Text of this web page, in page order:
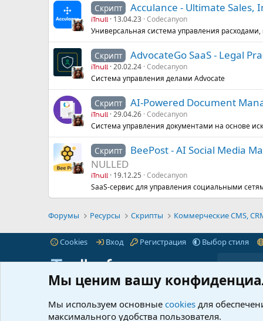
Скрипт Acculance - Ultimate
iTnull 13.04.23 Codecanyon
Универсальная система управления
Скрипт AdvocateGo SaaS - Legal
iTnull 20.02.24 Codecanyon
Система управления делами Advocate
Скрипт AI-Powered Document
iTnull 29.04.26 Codecanyon
Система управления документами на основе
Скрипт BeePost - AI Social Media
NULLED
iTnull 19.12.25 Codecanyon
SaaS-сервис для управления социальными
Форумы Ресурсы Скрипты Коммерческие CMS,
Cookies Вход Регистрация Выбор стиля
iTnull.info - это популярный форум для веб-
мастеров любого уровня. Читать далее...
© 2021-2026 iTnull.info |XenForo® © 2026 XenForo Ltd.
Мы ценим вашу
Мы используем основные cookies для
максимального удобства пользователя.